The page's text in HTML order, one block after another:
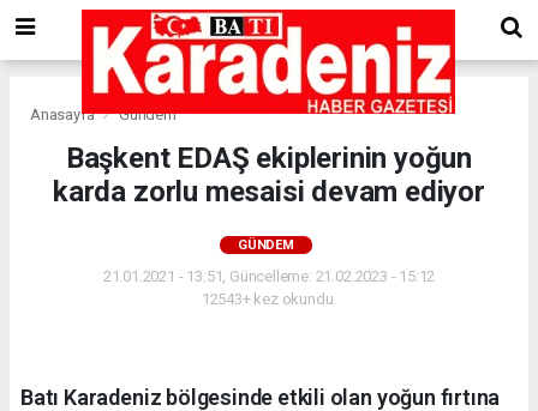
Anasayfa Gündem
Başkent EDAŞ ekiplerinin yoğun
karda zorlu mesaisi devam ediyor
GÜNDEM
21.01.2021 - 13:51, Güncelleme: 21.02.2023 - 15:12
12543+ kez okundu.
Batı Karadeniz bölgesinde etkili olan yoğun fırtına